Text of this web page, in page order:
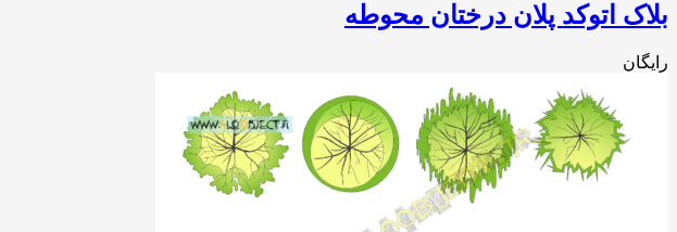
بلاک اتوکد پلان درختان محوطه
رایگان